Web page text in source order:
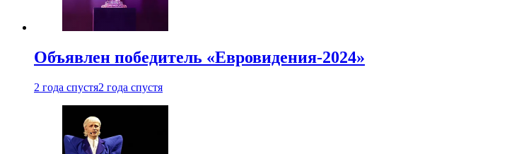
Объявлен победитель «Евровидения-2024»
2 года спустя2 года спустя